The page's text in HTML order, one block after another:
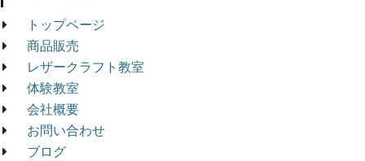
トップページ
商品販売
レザークラフト教室
体験教室
会社概要
お問い合わせ
ブログ